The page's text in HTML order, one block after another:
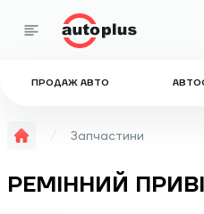
ПРОДАЖ АВТО
Запчастини
РЕМІННИЙ